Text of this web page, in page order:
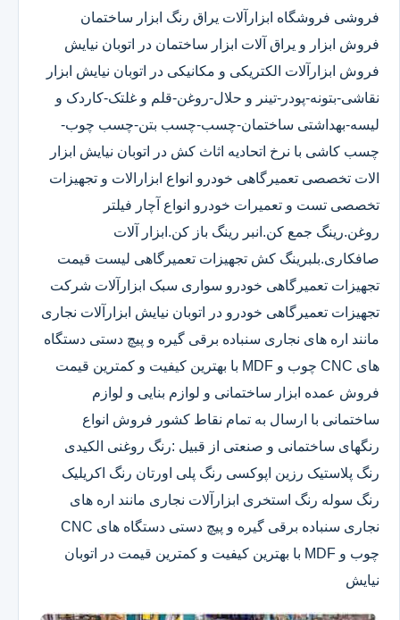
فروشی فروشگاه ابزارآلات یراق رنگ ابزار ساختمان
فروش ابزار و یراق آلات ابزار ساختمان در اتوبان نیایش
فروش ابزارآلات الکتریکی و مکانیکی در اتوبان نیایش ابزار
نقاشی-بتونه-پودر-تینر و حلال-روغن-قلم و غلتک-کاردک و
لیسه-بهداشتی ساختمان-چسب-چسب بتن-چسب چوب-
چسب کاشی با نرخ اتحادیه اثاث کش در اتوبان نیایش ابزار
الات تخصصی تعمیرگاهی خودرو انواع ابزارالات و تجهیزات
تخصصی تست و تعمیرات خودرو انواع آچار فیلتر
روغن.رینگ جمع کن.انبر رینگ باز کن.ابزار آلات
صافکاری.بلبرینگ کش تجهیزات تعمیرگاهی لیست قیمت
تجهیزات تعمیرگاهی خودرو سواری سبک ابزارآلات شرکت
تجهیزات تعمیرگاهی خودرو در اتوبان نیایش ابزارآلات نجاری
مانند اره های نجاری سنباده برقی گیره و پیچ دستی دستگاه
های CNC چوب و MDF با بهترین کیفیت و کمترین قیمت
فروش عمده ابزار ساختمانی و لوازم بنایی و لوازم
ساختمانی با ارسال به تمام نقاط کشور فروش انواع
رنگهای ساختمانی و صنعتی از قبیل :رنگ روغنی الکیدی
رنگ پلاستیک رزین اپوکسی رنگ پلی اورتان رنگ اکریلیک
رنگ سوله رنگ استخری ابزارآلات نجاری مانند اره های
نجاری سنباده برقی گیره و پیچ دستی دستگاه های CNC
چوب و MDF با بهترین کیفیت و کمترین قیمت در اتوبان
نیایش